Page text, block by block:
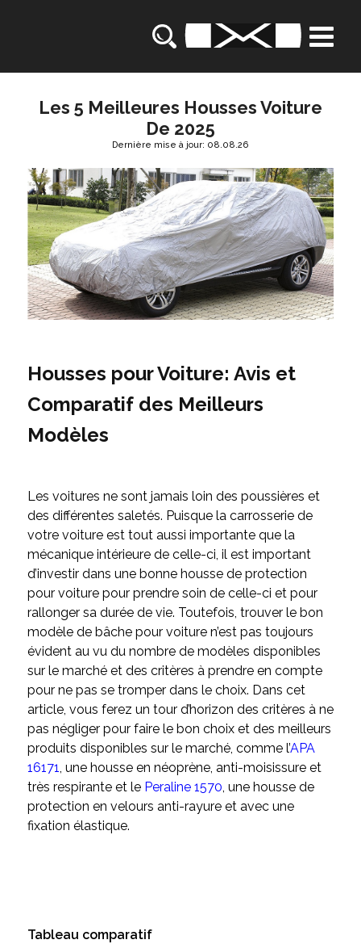
Les 5 Meilleures Housses Voiture
De 2025
Dernière mise à jour: 08.08.26
Housses pour Voiture: Avis et
Comparatif des Meilleurs
Modèles
Les voitures ne sont jamais loin des poussières et
des différentes saletés. Puisque la carrosserie de
votre voiture est tout aussi importante que la
mécanique intérieure de celle-ci, il est important
d’investir dans une bonne housse de protection
pour voiture pour prendre soin de celle-ci et pour
rallonger sa durée de vie. Toutefois, trouver le bon
modèle de bâche pour voiture n’est pas toujours
évident au vu du nombre de modèles disponibles
sur le marché et des critères à prendre en compte
pour ne pas se tromper dans le choix. Dans cet
article, vous ferez un tour d’horizon des critères à ne
pas négliger pour faire le bon choix et des meilleurs
produits disponibles sur le marché, comme l’APA
16171, une housse en néoprène, anti-moisissure et
très respirante et le Peraline 1570, une housse de
protection en velours anti-rayure et avec une
fixation élastique.
Tableau comparatif